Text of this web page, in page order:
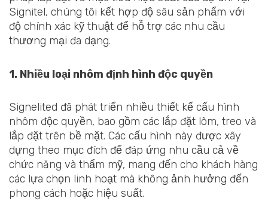
Signitel, chúng tôi kết hợp độ sâu sản phẩm với
độ chính xác kỹ thuật để hỗ trợ các nhu cầu
thương mại đa dạng.
1. Nhiều loại nhôm định hình độc quyền
Signelited đã phát triển nhiều thiết kế cấu hình
nhôm độc quyền, bao gồm các lắp đặt lõm, treo và
lắp đặt trên bề mặt. Các cấu hình này được xây
dựng theo mục đích để đáp ứng nhu cầu cả về
chức năng và thẩm mỹ, mang đến cho khách hàng
các lựa chọn linh hoạt mà không ảnh hưởng đến
phong cách hoặc hiệu suất.